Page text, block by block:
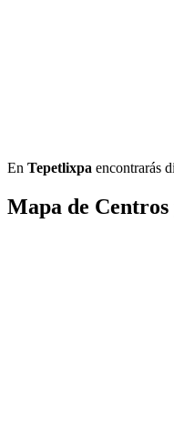
En Tepetlixpa encontrarás
Mapa de